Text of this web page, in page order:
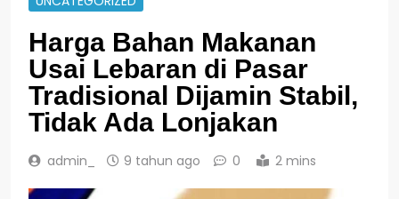
Harga Bahan Makanan
Usai Lebaran di Pasar
Tradisional Dijamin Stabil,
Tidak Ada Lonjakan
admin_ 9 tahun ago 0 2 mins